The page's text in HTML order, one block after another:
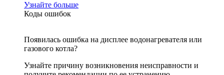
Узнайте больше
Коды ошибок
Появилась ошибка на дисплее водонагревателя или
газового котла?
Узнайте причину возникновения неисправности и